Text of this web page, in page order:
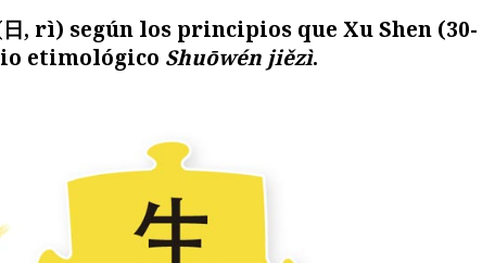
, rì) según los principios que Xu Shen (30-
etimológico Shuōwén jiězì.